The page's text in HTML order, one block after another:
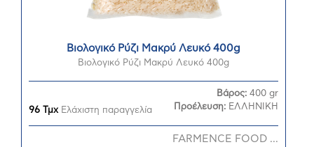
Βιολογικό Ρύζι Μακρύ Λευκό 400g
Βιολογικό Ρύζι Μακρύ Λευκό 400g
96 ΤμχΕλάχιστη παραγγελία
Βάρος: 400 gr
Προέλευση: ΕΛΛΗΝΙΚΗ
FARMENCE FOOD ...